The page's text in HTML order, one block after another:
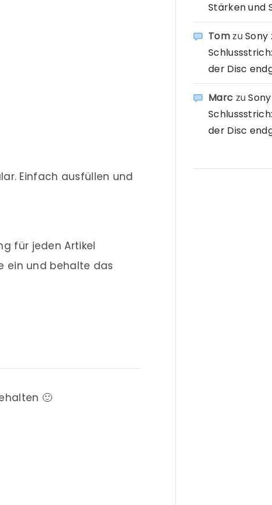
Einfach ausfüllen und
für jeden Artikel
ein und behalte das
🙂
Stärken und
TomzuSony
der Disc
Marc zu
der Disc